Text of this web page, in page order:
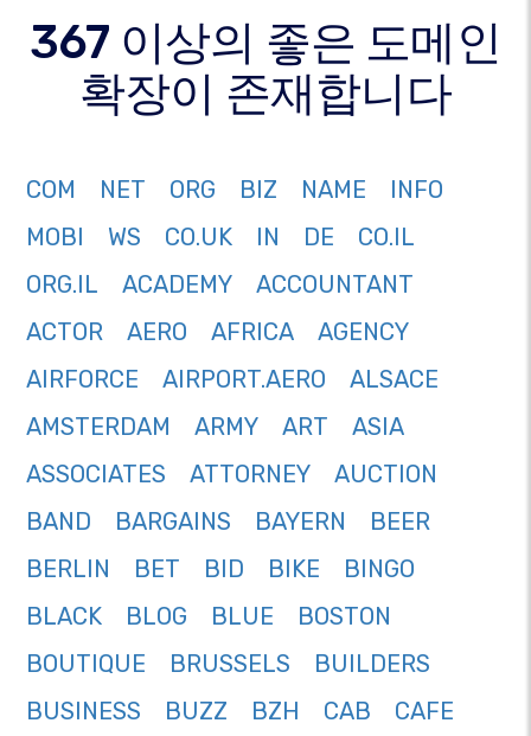
367 이상의 좋은 도메인
확장이 존재합니다
COM NET ORG BIZ NAME
INFO
MOBI
WS CO.UK IN DE
CO.IL
ORG.IL
ACADEMY
ACCOUNTANT
ACTOR
AERO AFRICA
AGENCY
AIRFORCE
AIRPORT.AERO
ALSACE
AMSTERDAM
ARMY ART
ASIA
ASSOCIATES
ATTORNEY
AUCTION
BAND
BARGAINS BAYERN
BEER
BERLIN
BET BID BIKE
BINGO
BLACK
BLOG BLUE
BOSTON
BOUTIQUE
BRUSSELS
BUILDERS
BUSINESS
BUZZ BZH CAB
CAFE